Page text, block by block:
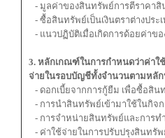
- มูลค่าของสินทรัพย์การตีราคา
- ซื้อสินทรัพย์เป็นเงินตราต่างประ
- แนวปฏิบัติเมื่อเกิดการด้อยค่าข
3. หลักเกณฑ์ในการกำหนดว่าค่าใ
จ่ายในรอบบัญชีทั้งจำนวนตามหลั
- ดอกเบี้ยจากการกู้ยืม เพื่อซื้อสิน
- การนำสินทรัพย์เข้ามาใช้ในกิจ
- การจำหน่ายสินทรัพย์และการท
- ค่าใช้จ่ายในการปรับปรุงสินทรั